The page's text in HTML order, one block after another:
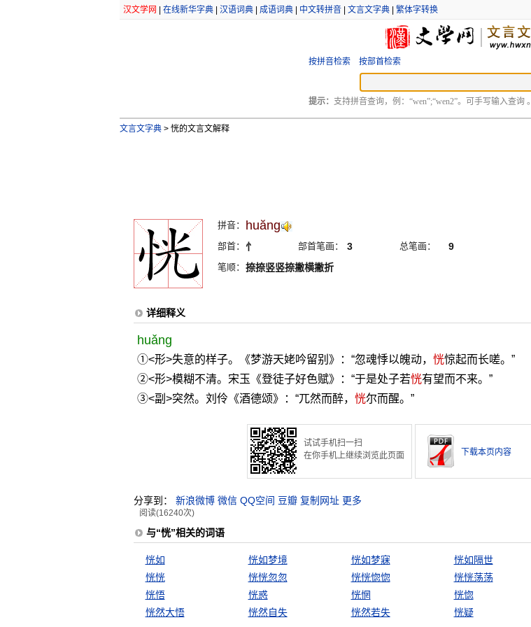
汉文学网 在线新华字典| 汉语词典| 成语词典| 中文转拼音| 文言文字典| 繁体字转换
按拼音检索 按部首检索
提示： 支持拼音查询，例：“wen”;“wen2”。可手写输入查询 。
文言文字典 >恍的文言文解释
拼音： huăng
部首： 忄 部首笔画： 3 总笔画： 9
笔顺： 捺捺竖竖捺撇横撇折
详细释义
huǎng
①<形>失意的样子。《梦游天姥吟留别》：“忽魂悸以魄动， 恍惊起而长嗟。”
②<形>模糊不清。宋玉《登徒子好色赋》：“于是处子若恍有望而不来。”
③<副>突然。刘伶《酒德颂》：“兀然而醉， 恍尔而醒。”
试试手机扫一扫
在你手机上继续浏览此页面
下载本页内容
分享到： 新浪微博 微信 QQ空间 豆瓣 复制网址 更多
阅读(16240次)
与“恍”相关的词语
恍如 恍如梦境 恍如梦寐 恍如隔世
恍恍
恍恍忽忽 恍恍惚惚 恍恍荡荡
恍悟
恍惑 恍惘 恍惚
恍然大悟
恍然自失 恍然若失 恍疑